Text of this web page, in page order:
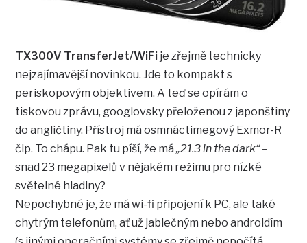
TX300V TransferJet/WiFi je zřejmě technicky
nejzajímavější novinkou. Jde to kompakt s
periskopovým objektivem. A teď se opírám o
tiskovou zprávu, googlovsky přeloženou z japonštiny
do angličtiny. Přístroj má osmnáctimegový Exmor-R
čip. To chápu. Pak tu píší, že má„21.3 in the dark“–
snad 23 megapixelů v nějakém režimu pro nízké
světelné hladiny?
Nepochybné je, že má wi-fi připojení k PC, ale také
chytrým telefonům, ať už jablečným nebo androidím